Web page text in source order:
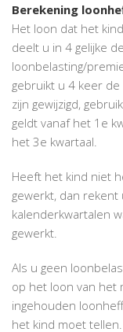
Berekening
Het loon dat het
deelt u in 4 gelijke
loonbelasting/
gebruikt u 4 keer
zijn gewijzigd,
geldt vanaf het 1e
het 3e kwartaal.
Heeft het kind niet
gewerkt, dan
kalenderkwartalen
gewerkt.
Als u geen
op het loon van het
ingehouden
het kind moet tellen.